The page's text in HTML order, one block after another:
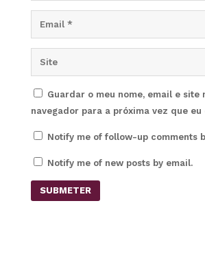
Guardar o meu nome, email e site
navegador para a próxima vez que eu
Notify me of follow-up comments
Notify me of new posts by email.
SUBMETER